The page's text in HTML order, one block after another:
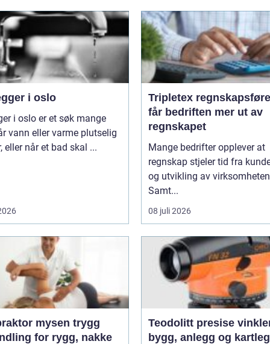
i oslo
i oslo er et søk mange
vann eller varme plutselig
eller når et bad skal ...
Tripletex regnskapsfører
får bedriften mer ut av
regnskapet
Mange bedrifter opplever at
regnskap stjeler tid fra
og utvikling av
Samt...
08 juli 2026
mysen trygg
for rygg, nakke
Teodolitt presise vinkler for
bygg, anlegg og